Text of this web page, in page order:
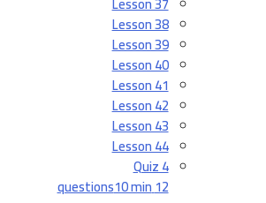
Lesson 38
Lesson 39
Lesson 40
Lesson 41
Lesson 42
Lesson 43
Lesson 44
Quiz 4
12 questions
10 min